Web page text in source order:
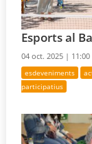
Esports al
04 oct. 2025 |
esdeveniments
participatius